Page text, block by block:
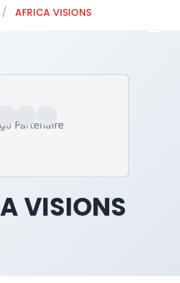
/ AFRICA VISIONS
VISIONS